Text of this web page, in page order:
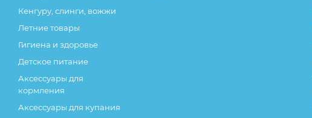
Кенгуру, слинги, вожжи
Летние товары
Гигиена и здоровье
Детское питание
Аксессуары для
кормления
Аксессуары для купания